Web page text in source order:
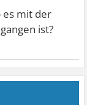
es mit der
ist?